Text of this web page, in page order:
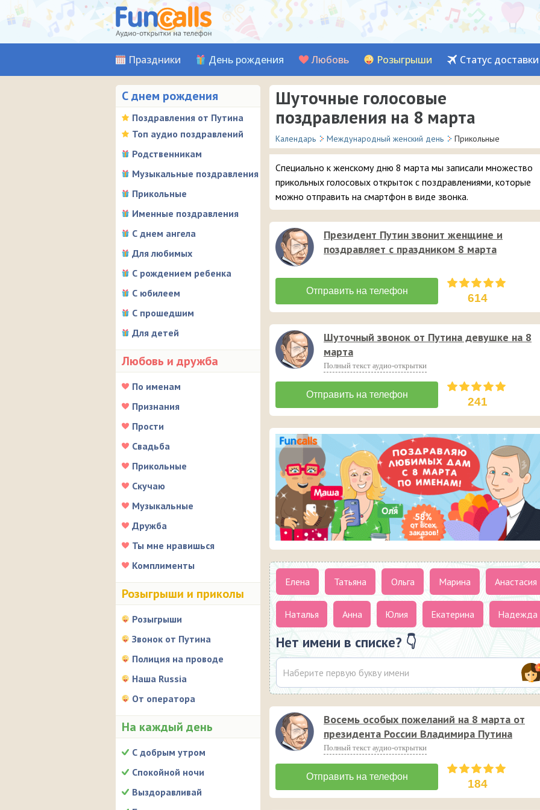
Праздники День рождения Любовь Розыгрыши Статус доставки
С днем рождения
Поздравления от Путина
Топ аудио поздравлений
Родственникам
Музыкальные поздравления
Прикольные
Именные поздравления
С днем ангела
Для любимых
С рождением ребенка
С юбилеем
С прошедшим
Для детей
Любовь и дружба
По именам
Признания
Прости
Свадьба
Прикольные
Скучаю
Музыкальные
Дружба
Ты мне нравишься
Комплименты
Розыгрыши и приколы
Розыгрыши
Звонок от Путина
Полиция на проводе
Наша Russia
От оператора
На каждый день
С добрым утром
Спокойной ночи
Выздоравливай
Шуточные голосовые
поздравления на 8 марта
Календарь Международный женский день Прикольные
Специально к женскому дню 8 марта мы записали множество
прикольных голосовых открыток с поздравлениями, которые
можно отправить на смартфон в виде звонка.
Президент Путин звонит женщине и
поздравляет с праздником 8 марта
614
Шуточный звонок от Путина девушке на 8
марта
Полный текст аудио-открытки
241
Елена Татьяна Ольга Марина Анастасия
Наталья Анна Юлия Екатерина Надежда
Нет имени в списке? 👇
Восемь особых пожеланий на 8 марта от
президента России Владимира Путина
Полный текст аудио-открытки
184